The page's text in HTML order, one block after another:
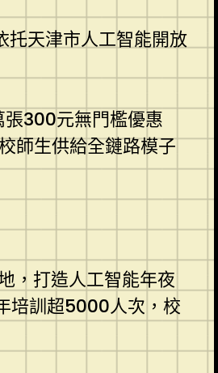
天津市人工智能開放
張300元無門檻優惠
師生供給全鏈路模子
，打造人工智能年夜
培訓超5000人次，校